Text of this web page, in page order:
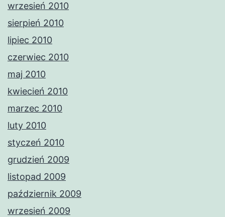
wrzesień 2010
sierpień 2010
lipiec 2010
czerwiec 2010
maj 2010
kwiecień 2010
marzec 2010
luty 2010
styczeń 2010
grudzień 2009
listopad 2009
październik 2009
wrzesień 2009